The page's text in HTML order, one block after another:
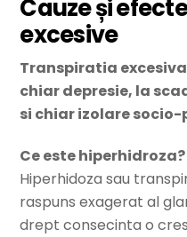
Cauze și
excesive
Transpiratia
chiar depresie, la
si chiar izolare
Ce este hiperhidroza?
Hiperhidoza sau
raspuns exagerat al
drept consecinta o